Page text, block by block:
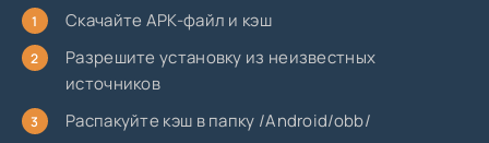
Скачайте APK-файл и кэш
Разрешите установку из неизвестных
источников
Распакуйте кэш в папку /Android/obb/